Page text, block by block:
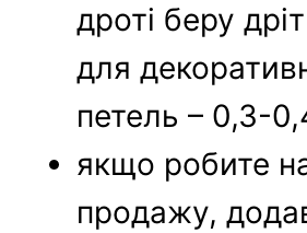
дроті беру
для
петель – 0,3-
якщо робите
продажу,